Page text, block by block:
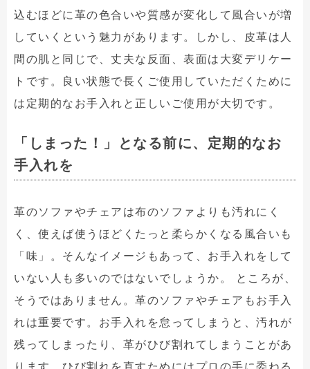
込むほどに革の色合いや質感が変化して風合いが増
していくという魅力があります。しかし、皮革は人
間の肌と同じで、丈夫な反面、表面は大変デリケー
トです。良い状態で長くご使用していただくために
は定期的なお手入れと正しいご使用が大切です。
「しまった！」となる前に、定期的なお
手入れを
革のソファやチェアは布のソファよりも汚れにく
く、使えば使うほどくたっと柔らかくなる風合いも
「味」。そんなイメージもあって、お手入れをして
いない人も多いのではないでしょうか。 ところが、
そうではありません。革のソファやチェアもお手入
れは重要です。お手入れを怠ってしまうと、汚れが
残ってしまったり、革がひび割れてしまうことがあ